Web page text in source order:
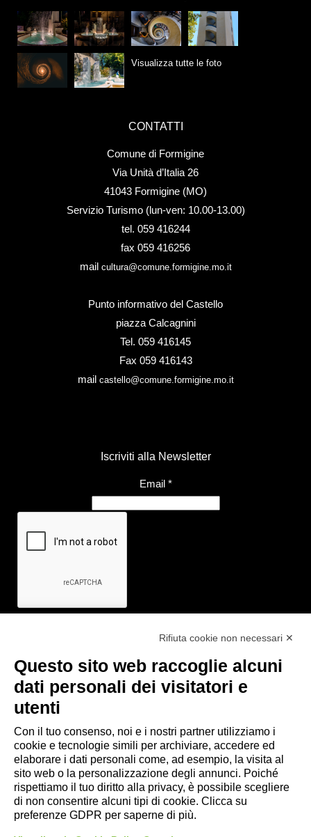
Visualizza tutte le foto
CONTATTI
Comune di Formigine
Via Unità d’Italia 26
41043 Formigine (MO)
Servizio Turismo (lun-ven: 10.00-13.00)
tel. 059 416244
fax 059 416256
mail cultura@comune.formigine.mo.it
Punto informativo del Castello
piazza Calcagnini
Tel. 059 416145
Fax 059 416143
mail castello@comune.formigine.mo.it
Iscriviti alla Newsletter
Email *
Link utili
- Ufficio di informazione e accoglienza turistica di Maranello, Fiorano
- Comune di Formigine
- Trasporti Locali
- Trenitalia
Scarica le app
Rifiuta cookie non necessari ✕
Questo sito web raccoglie alcuni
dati personali dei visitatori e
utenti
Con il tuo consenso, noi e i nostri partner utilizziamo i
cookie e tecnologie simili per archiviare, accedere ed
elaborare i dati personali come, ad esempio, la visita al
sito web o la personalizzazione degli annunci. Poiché
rispettiamo il tuo diritto alla privacy, è possibile scegliere
di non consentire alcuni tipi di cookie. Clicca su
preferenze GDPR per saperne di più.